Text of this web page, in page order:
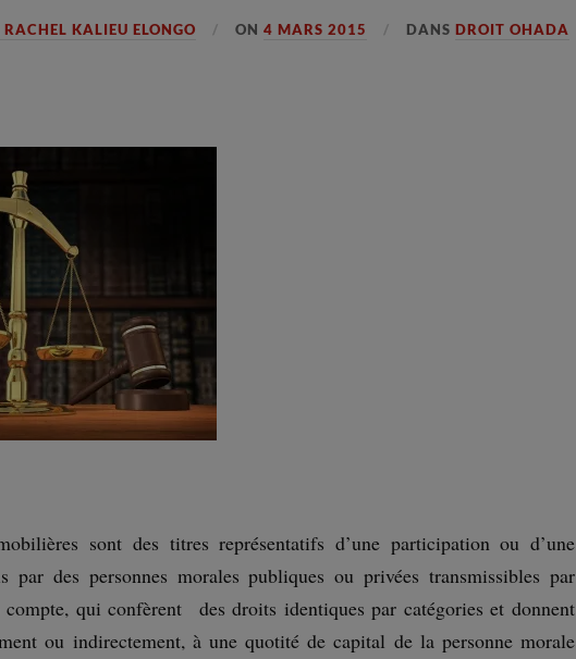
KALIEU ELONGO ON4 MARS 2015 DANSDROIT OHADA
sont des titres représentatifs d’une participation ou d’une
par des personnes morales publiques ou privées transmissibles par
qui confèrent des droits identiques par catégories et donnent
ou indirectement, à une quotité de capital de la personne morale